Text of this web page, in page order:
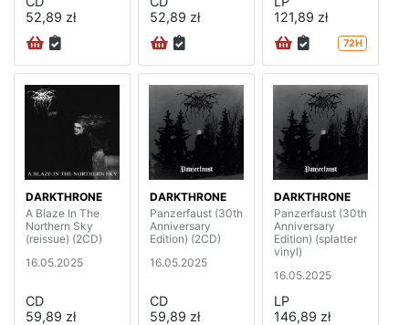
52,89 zł
52,89 zł
121,89 zł
72H
DARKTHRONE
A Blaze In The
Northern Sky
(reissue) (2CD)
16.05.2025
CD
59,89 zł
DARKTHRONE
Panzerfaust (30th
Anniversary
Edition) (2CD)
16.05.2025
CD
59,89 zł
DARKTHRONE
Panzerfaust (30th
Anniversary
Edition) (splatter
vinyl)
16.05.2025
LP
146,89 zł